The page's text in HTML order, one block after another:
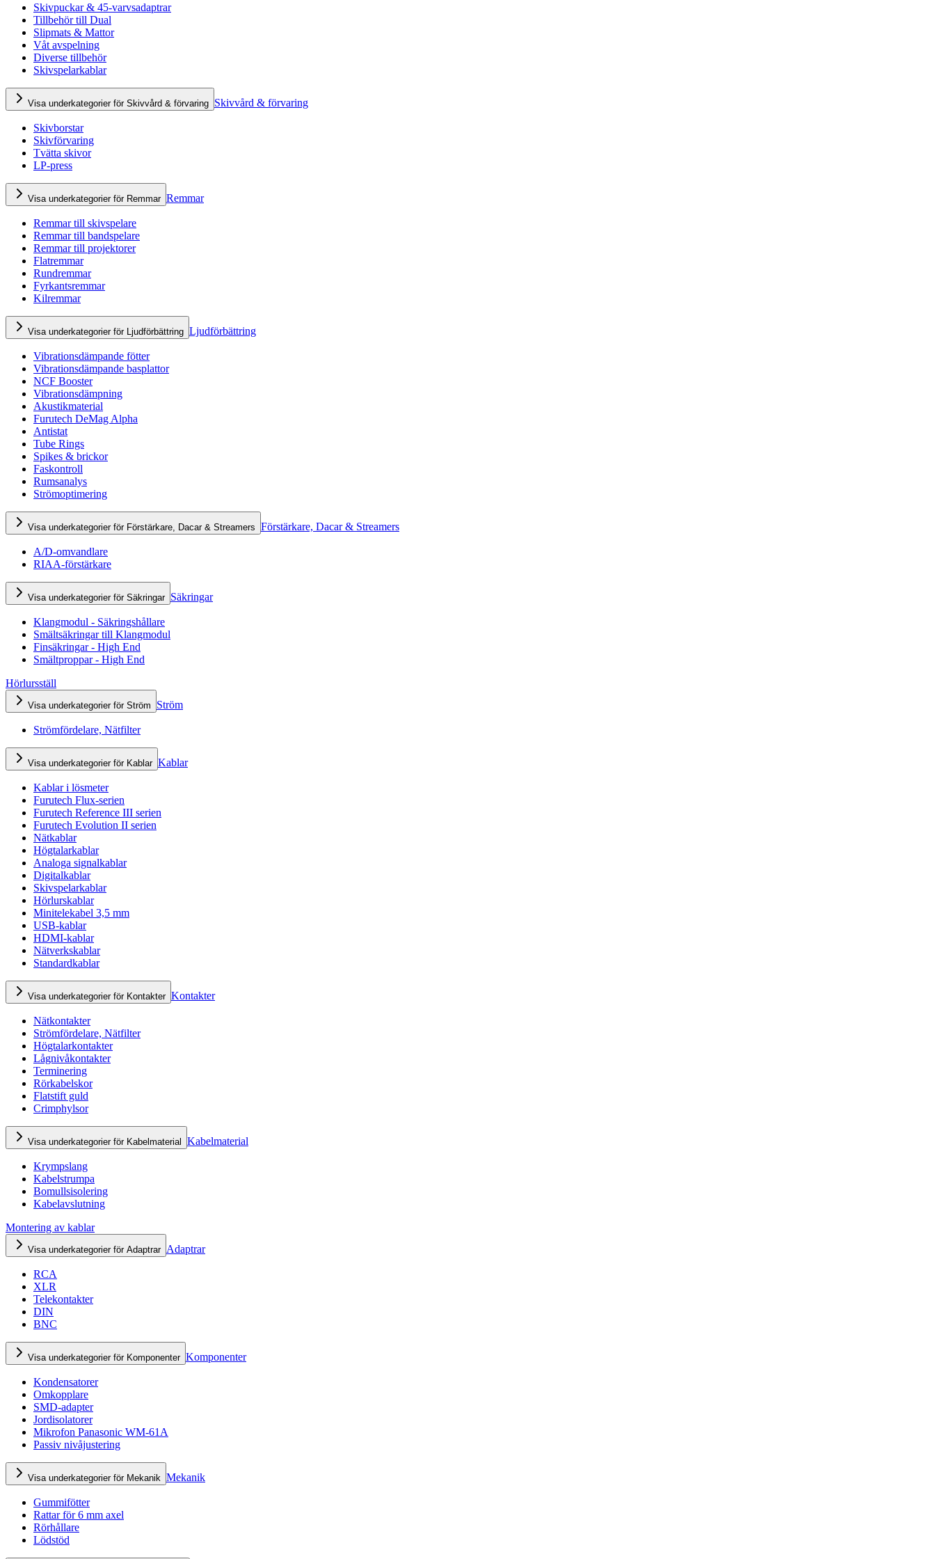
Skivpuckar & 45-varvsadaptrar
Tillbehör till Dual
Slipmats & Mattor
Våt avspelning
Diverse tillbehör
Skivspelarkablar
Visa underkategorier för Skivvård & förvaring Skivvård & förvaring
Skivborstar
Skivförvaring
Tvätta skivor
LP-press
Visa underkategorier för Remmar Remmar
Remmar till skivspelare
Remmar till bandspelare
Remmar till projektorer
Flatremmar
Rundremmar
Fyrkantsremmar
Kilremmar
Visa underkategorier för Ljudförbättring Ljudförbättring
Vibrationsdämpande fötter
Vibrationsdämpande basplattor
NCF Booster
Vibrationsdämpning
Akustikmaterial
Furutech DeMag Alpha
Antistat
Tube Rings
Spikes & brickor
Faskontroll
Rumsanalys
Strömoptimering
Visa underkategorier för Förstärkare, Dacar & Streamers Förstärkare, Dacar & Streamers
A/D-omvandlare
RIAA-förstärkare
Visa underkategorier för Säkringar Säkringar
Klangmodul - Säkringshållare
Smältsäkringar till Klangmodul
Finsäkringar - High End
Smältproppar - High End
Hörlursställ
Visa underkategorier för Ström Ström
Strömfördelare, Nätfilter
Visa underkategorier för Kablar Kablar
Kablar i lösmeter
Furutech Flux-serien
Furutech Reference III serien
Furutech Evolution II serien
Nätkablar
Högtalarkablar
Analoga signalkablar
Digitalkablar
Skivspelarkablar
Hörlurskablar
Minitelekabel 3,5 mm
USB-kablar
HDMI-kablar
Nätverkskablar
Standardkablar
Visa underkategorier för Kontakter Kontakter
Nätkontakter
Strömfördelare, Nätfilter
Högtalarkontakter
Lågnivåkontakter
Terminering
Rörkabelskor
Flatstift guld
Crimphylsor
Visa underkategorier för Kabelmaterial Kabelmaterial
Krympslang
Kabelstrumpa
Bomullsisolering
Kabelavslutning
Montering av kablar
Visa underkategorier för Adaptrar Adaptrar
RCA
XLR
Telekontakter
DIN
BNC
Visa underkategorier för Komponenter Komponenter
Kondensatorer
Omkopplare
SMD-adapter
Jordisolatorer
Mikrofon Panasonic WM-61A
Passiv nivåjustering
Visa underkategorier för Mekanik Mekanik
Gummifötter
Rattar för 6 mm axel
Rörhållare
Lödstöd